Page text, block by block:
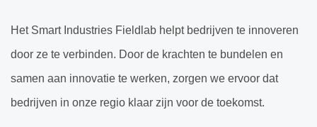
Het Smart Industries Fieldlab helpt bedrijven te innoveren
door ze te verbinden. Door de krachten te bundelen en
samen aan innovatie te werken, zorgen we ervoor dat
bedrijven in onze regio klaar zijn voor de toekomst.